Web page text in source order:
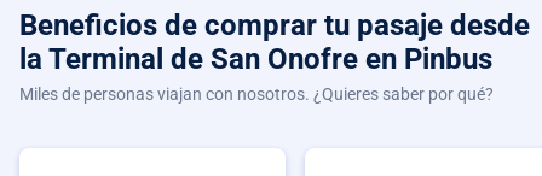
Beneficios de comprar tu pasaje desde
la Terminal de San Onofre en Pinbus
Miles de personas viajan con nosotros. ¿Quieres saber por qué?